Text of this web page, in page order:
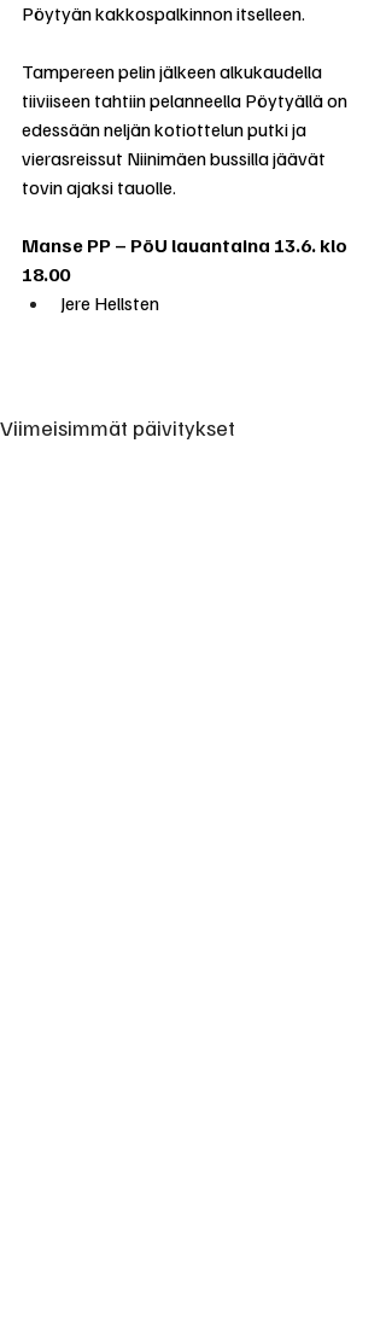
Pöytyän kakkospalkinnon itselleen.
Tampereen pelin jälkeen alkukaudella
tiiviiseen tahtiin pelanneella Pöytyällä on
edessään neljän kotiottelun putki ja
vierasreissut Niinimäen bussilla jäävät
tovin ajaksi tauolle.
Manse PP – PöU lauantaina 13.6. klo
18.00
Jere Hellsten
Viimeisimmät päivitykset